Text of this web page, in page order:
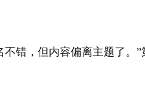
，但内容偏离主题了。”